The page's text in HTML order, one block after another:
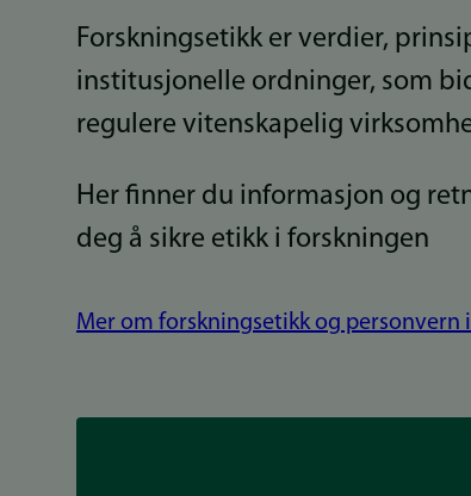
Forskningsetikk er verdier,
institusjonelle ordninger, som
regulere vitenskapelig
Her finner du informasjon og
deg å sikre etikk i forskningen
Mer om forskningsetikk og personvern